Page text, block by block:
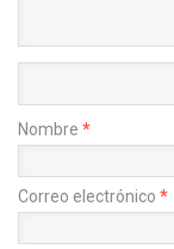
Nombre *
Correo electrónico *